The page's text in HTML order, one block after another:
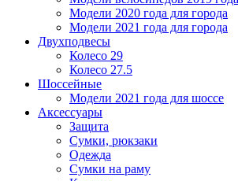
Модели 2020 года для города
Модели 2021 года для города
Двухподвесы
Колесо 29
Колесо 27.5
Шоссейные
Модели 2021 года для шоссе
Аксессуары
Защита
Сумки, рюкзаки
Одежда
Сумки на раму